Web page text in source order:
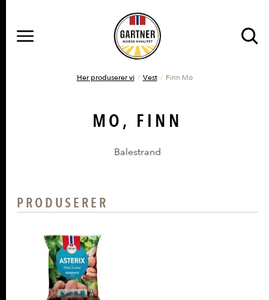
DU ER HERHer produserer vi Vest Finn Mo
MO, FINN
Balestrand
PRODUSERER